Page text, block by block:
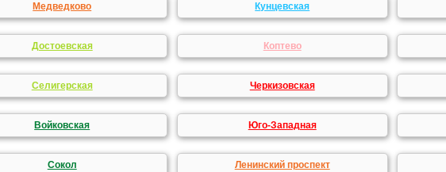
Медведково Кунцевская
Достоевская Коптево
Селигерская Черкизовская
Войковская Юго-Западная
Сокол Ленинский проспект